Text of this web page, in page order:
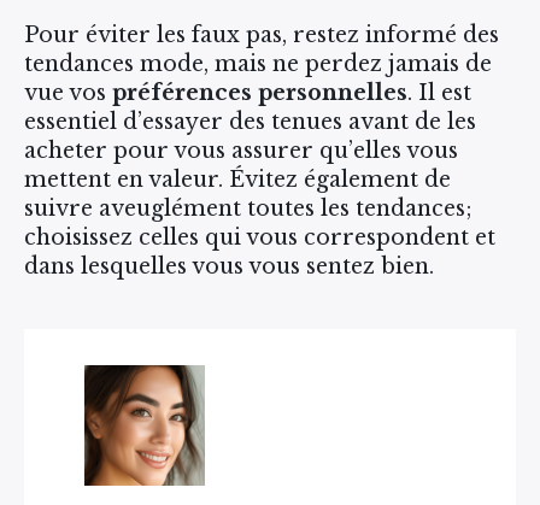
Pour éviter les faux pas, restez informé des
tendances mode, mais ne perdez jamais de
vue vos préférences personnelles. Il est
essentiel d’essayer des tenues avant de les
acheter pour vous assurer qu’elles vous
mettent en valeur. Évitez également de
suivre aveuglément toutes les tendances;
choisissez celles qui vous correspondent et
dans lesquelles vous vous sentez bien.